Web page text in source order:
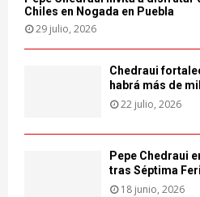
Chiles en Nogada en Puebla
29 julio, 2026
Chedraui
habrá más de
22 julio, 2026
Pepe Chedraui
tras Séptima
18 junio, 2026